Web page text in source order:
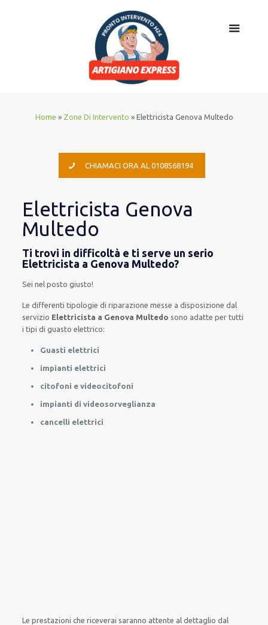
Home » Zone Di Intervento » Elettricista Genova Multedo
CHIAMACI ORA AL 0108568194
Elettricista Genova
Multedo
Ti trovi in difficoltà e ti serve un serio
Elettricista a Genova Multedo?
Sei nel posto giusto!
Ledifferenti tipologie diriparazione messe a disposizione dal
servizio Elettricista a Genova Multedo sono adatte pertutti
i tipi di guasto elettrico:
Guasti elettrici
impianti elettrici
citofoni e videocitofoni
impianti di videosorveglianza
cancelli elettrici
Le prestazioni che riceverai saranno attente al dettaglio dal